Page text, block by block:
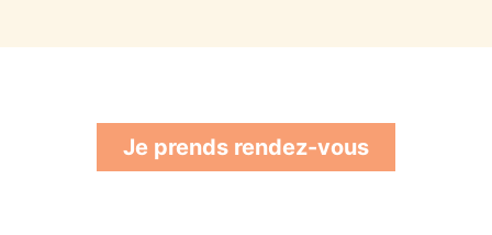
Je prends rendez-vous